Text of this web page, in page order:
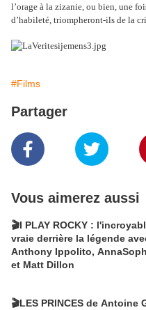
l’orage à la zizanie, ou bien, une
d’habileté, triompheront-ils de la
#Films
Partager
Vous aimerez aussi
🎬I PLAY ROCKY :
vraie derrière la légende
Anthony Ippolito,
et Matt Dillon
🎬LES PRINCES de Antoine